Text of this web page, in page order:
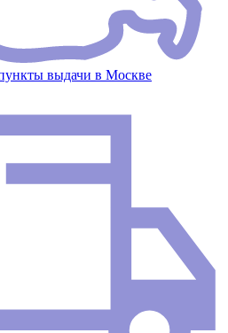
выдачи в Москве